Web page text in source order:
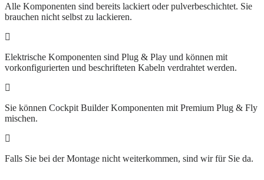
Alle Komponenten sind bereits lackiert oder pulverbeschichtet. Sie
brauchen nicht selbst zu lackieren.
Elektrische Komponenten sind Plug & Play und können mit
vorkonfigurierten und beschrifteten Kabeln verdrahtet werden.
Sie können Cockpit Builder Komponenten mit Premium Plug & Fly
mischen.
Falls Sie bei der Montage nicht weiterkommen, sind wir für Sie da.